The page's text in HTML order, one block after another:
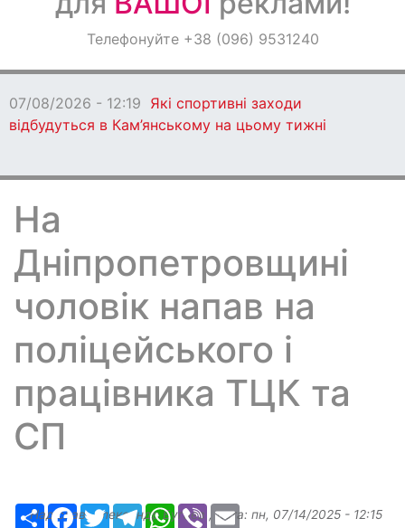
ОголошенняТелефонуйте +38 (096) 9531240
07/08/2026 - 12:19 Які спортивні заходи
відбудуться в Кам’янському на цьому тижні
На
Дніпропетровщині
чоловік напав на
поліцейського і
працівника ТЦК та
СП
РесурсFacebook
TwitterTelegramWhatsApp
ViberEmail
Надіслав:Александр Бугаев , дата: пн, 07/14/2025 - 12:15